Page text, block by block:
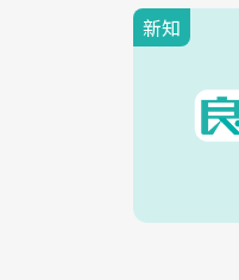
新知